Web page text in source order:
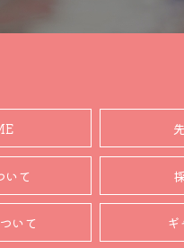
いて
いて ギ